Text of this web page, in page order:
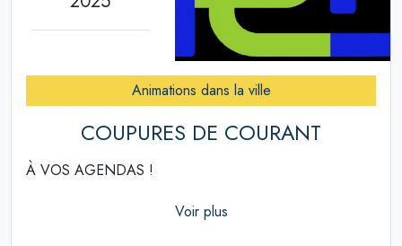
Animations dans la ville
COUPURES DE COURANT
À VOS AGENDAS !
Voir plus